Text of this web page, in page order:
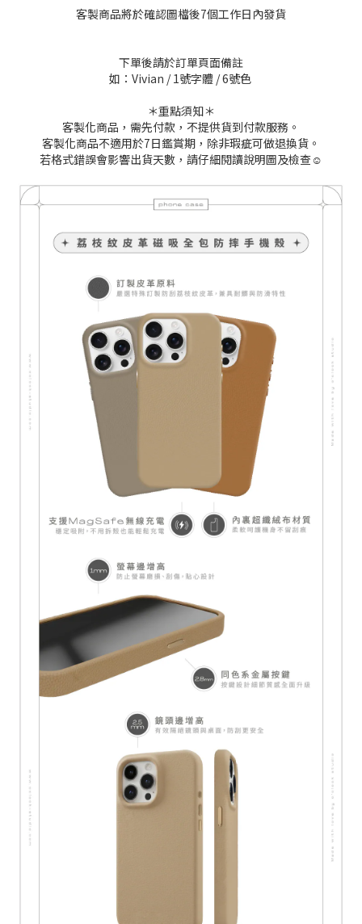
客製商品將於確認圖檔後7個工作日內發貨
下單後請於訂單頁面備註
如：Vivian / 1號字體 / 6號色
＊重點須知＊
客製化商品，需先付款，不提供貨到付款服務。
客製化商品不適用於7日鑑賞期，除非瑕疵可做退換貨。
若格式錯誤會影響出貨天數，請仔細閱讀說明圖及檢查☺